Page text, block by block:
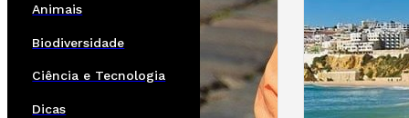
Animais
Biodiversidade
Ciência e Tecnologia
Dicas